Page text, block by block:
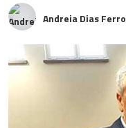
Andreia Dias Ferro